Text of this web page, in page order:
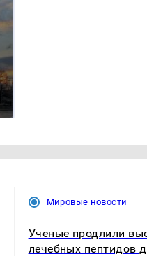
Мировые новости
Ученые продлили
лечебных пептидов